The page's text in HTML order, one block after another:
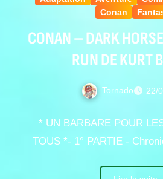
Conan
CONAN – DARK
RUN DE KURT
Tornado 22/
* UN BARBARE POUR
TOUS *- 1° PARTIE -